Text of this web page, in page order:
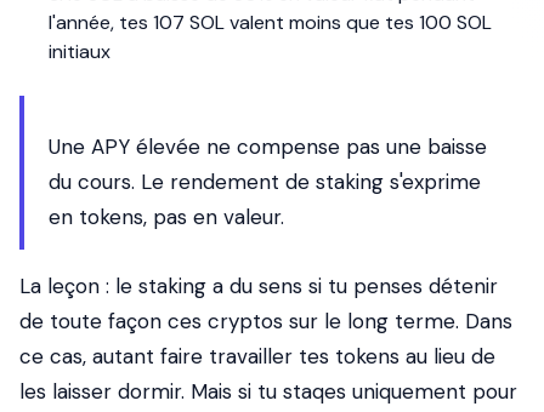
l'année, tes 107 SOL valent moins que tes 100 SOL
initiaux
Une APY élevée ne compense pas une baisse
du cours. Le rendement de staking s'exprime
en tokens, pas en valeur.
La leçon : le staking a du sens si tu penses détenir
de toute façon ces cryptos sur le long terme. Dans
ce cas, autant faire travailler tes tokens au lieu de
les laisser dormir. Mais si tu staqes uniquement pour